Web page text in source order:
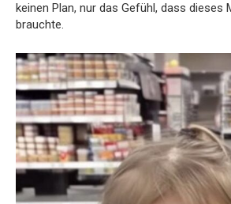
keinen Plan, nur das Gefühl, dass dieses
brauchte.